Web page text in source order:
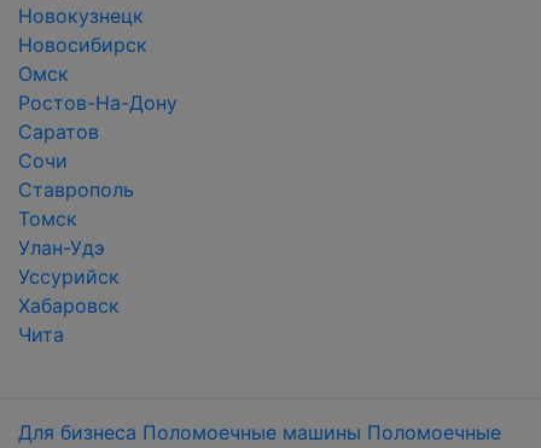
Новокузнецк
Новосибирск
Омск
Ростов-На-Дону
Саратов
Сочи
Ставрополь
Томск
Улан-Удэ
Уссурийск
Хабаровск
Чита
Для бизнеса Поломоечные машины Поломоечные